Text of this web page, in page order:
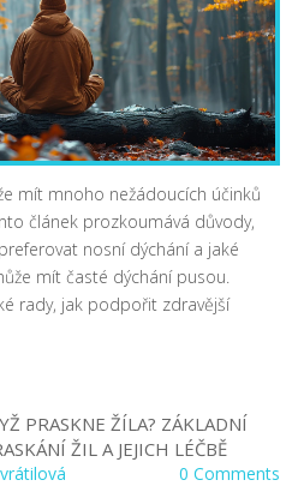
mít mnoho nežádoucích účinků
článek prozkoumává důvody,
nosní dýchání a jaké
mít časté dýchání pusou.
rady, jak podpořit zdravější
PRASKNE ŽÍLA? ZÁKLADNÍ
ŽIL A JEJICH LÉČBĚ
0 Comments